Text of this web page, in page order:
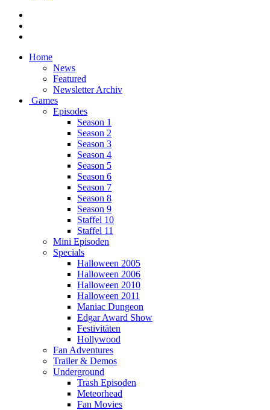
Home
News
Featured
Newsletter Archiv
Games
Episodes
Season 1
Season 2
Season 3
Season 4
Season 5
Season 6
Season 7
Season 8
Season 9
Staffel 10
Staffel 11
Mini Episoden
Specials
Halloween 2005
Halloween 2006
Halloween 2010
Halloween 2011
Maniac Dungeon
Edgar Award Show
Festivitäten
Hollywood
Fan Adventures
Trailer & Demos
Underground
Trash Episoden
Meteorhead
Fan Movies